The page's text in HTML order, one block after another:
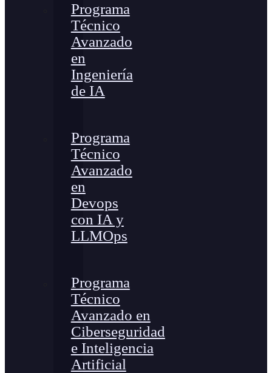
Programa
Técnico
Avanzado
en
Ingeniería
de IA
Programa
Técnico
Avanzado
en
Devops
con IA y
LLMOps
Programa
Técnico
Avanzado en
Ciberseguridad
e Inteligencia
Artificial